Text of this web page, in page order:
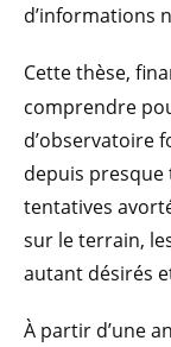
d’informations
Cette thèse,
comprendre
d’observatoire
depuis presque
tentatives
sur le terrain,
autant désirés
À partir d’une